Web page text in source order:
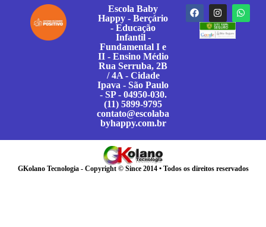
Escola Baby
Happy - Berçário
- Educação
Infantil -
Fundamental I e
II - Ensino Médio
Rua Serruba, 2B
/ 4A - Cidade
Ipava - São Paulo
- SP - 04950-030.
(11) 5899-9795
contato@escolaba
byhappy.com.br
GKolano Tecnologia - Copyright © Since 2014 • Todos os direitos reservados